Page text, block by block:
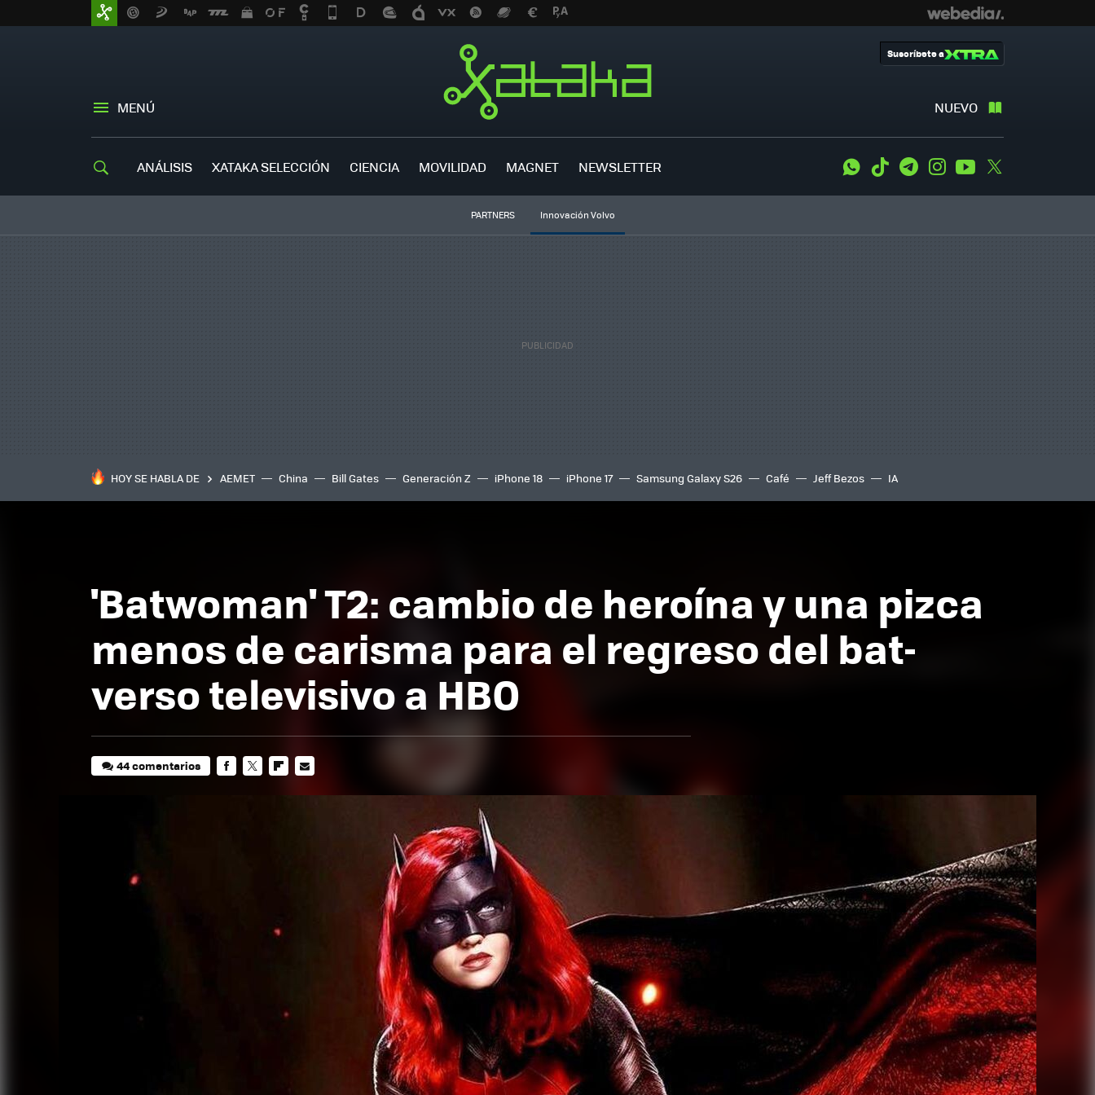
MENÚ NUEVO
Suscríbete a
ANÁLISIS XATAKA SELECCIÓN CIENCIA MOVILIDAD MAGNET NEWSLETTER WhatsApp
Tiktok TelegramInstagramYoutube
PARTNERS Innovación Volvo
HOY SE HABLA DE AEMET China Bill Gates Generación Z iPhone 18 iPhone 17 Samsung Galaxy S26 Café Jeff Bezos IA
'Batwoman' T2: cambio de heroína y una pizca
menos de carisma para el regreso del bat-
verso televisivo a HBO
44 comentarios